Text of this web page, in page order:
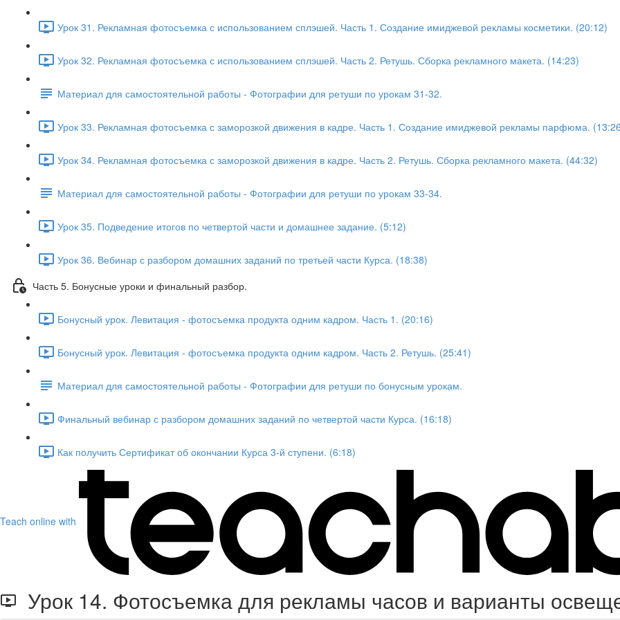
Урок 31. Рекламная фотосъемка с использованием сплэшей. Часть 1. Создание имиджевой рекламы косметики. (20:12)
Урок 32. Рекламная фотосъемка с использованием сплэшей. Часть 2. Ретушь. Сборка рекламного макета. (14:23)
Материал для самостоятельной работы - Фотографии для ретуши по урокам 31-32.
Урок 33. Рекламная фотосъемка с заморозкой движения в кадре. Часть 1. Создание имиджевой рекламы парфюма.
Урок 34. Рекламная фотосъемка с заморозкой движения в кадре. Часть 2. Ретушь. Сборка рекламного макета. (44:32)
Материал для самостоятельной работы - Фотографии для ретуши по урокам 33-34.
Урок 35. Подведение итогов по четвертой части и домашнее задание. (5:12)
Урок 36. Вебинар с разбором домашних заданий по третьей части Курса. (18:38)
Часть 5. Бонусные уроки и финальный разбор.
Бонусный урок. Левитация - фотосъемка продукта одним кадром. Часть 1. (20:16)
Бонусный урок. Левитация - фотосъемка продукта одним кадром. Часть 2. Ретушь. (25:41)
Материал для самостоятельной работы - Фотографии для ретуши по бонусным урокам.
Финальный вебинар с разбором домашних заданий по четвертой части Курса. (16:18)
Как получить Сертификат об окончании Курса 3-й ступени. (6:18)
Teach online with
Урок 14. Фотосъемка для рекламы часов и варианты